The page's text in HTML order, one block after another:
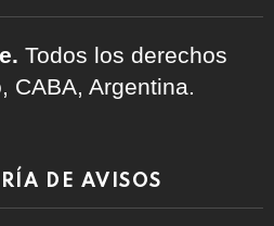
Todos los derechos
CABA, Argentina.
DE AVISOS